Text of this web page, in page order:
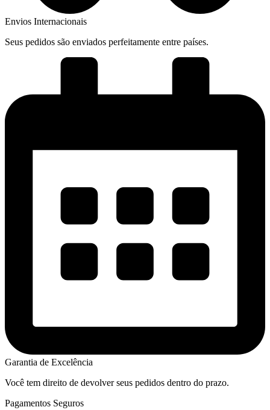
Envios Internacionais
Seus pedidos são enviados perfeitamente entre países.
Garantia de Excelência
Você tem direito de devolver seus pedidos dentro do prazo.
Pagamentos Seguros